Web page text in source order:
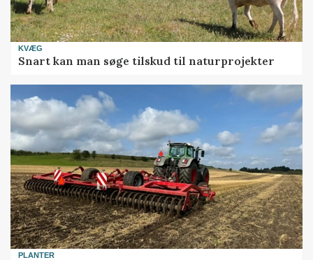
KVÆG
Snart kan man søge tilskud til naturprojekter
PLANTER